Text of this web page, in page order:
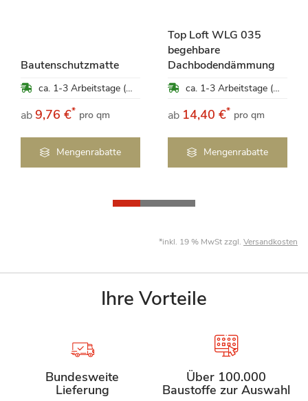
Bautenschutzmatte
ca. 1-3 Arbeitstage (Mo-Fr)
ab9,76 €* pro qm
Mengenrabatte
Top Loft WLG 035
begehbare
Dachbodendämmung
ca. 1-3 Arbeitstage (Mo-Fr)
ab 14,40 €* pro qm
Mengenrabatte
*inkl. 19 % MwSt zzgl. Versandkosten
Ihre Vorteile
Bundesweite
Lieferung
Über 100.000
Baustoffe zur Auswahl